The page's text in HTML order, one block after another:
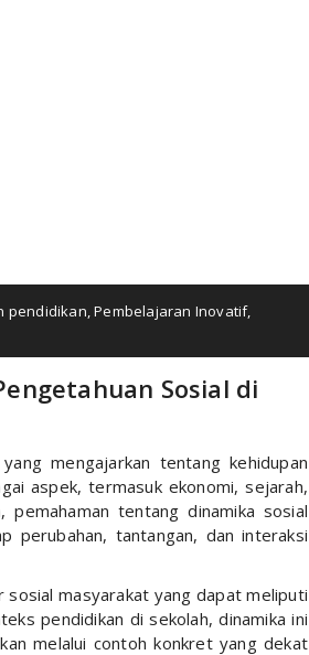
pendidikan,Pembelajaran Inovatif,
Sosial di
mengajarkan tentang kehidupan
aspek, termasuk ekonomi, sejarah,
tentang dinamika sosial
perubahan, tantangan, dan interaksi
sosial masyarakat yang dapat meliputi
pendidikan di sekolah, dinamika ini
melalui contoh konkret yang dekat